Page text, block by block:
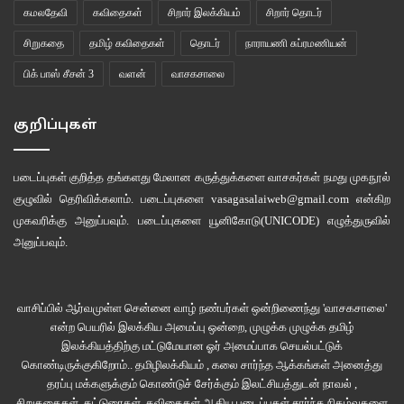
துளிர்த்திருந்த வியர்வையை துடைத்தபடி என்னைப் பார்த்தார். டேபிளில் இருந்த
மூங்கில் குச்சியை எடுத்துவந்து, என் தலையில் சத்தம் வருமாறு தட்டினார்.
சாதாரணமாகவே நான் நகம் கடிக்கும் பழக்கம் கொண்டவன். இப்போது
கதையின் சுவாரசியத்தில் கை விரல்களில் இருந்த நகங்களெல்லாம் தீர்ந்த
நிலையில், கால் விரல் நகத்தைக் கடித்துக்கொண்டிருந்தேன். வீட்டில் சில நேரம்
இதற்காகத் திட்டு வாங்கியிருந்தாலும், பள்ளியில் கால் நகத்தை கடித்ததில்லை.
தரையில் அமர்ந்ததால், எளிதாகக் கால் விரல் வாய்க்கு எட்டியுள்ளது. எல்லோரும்
என்னையே ஆச்சர்யமாகவும், என்ன நடந்ததென்று புரியாமலும் நோக்கினார்கள்.
எல்லா ஆசிரியைகளும் வகுப்புகளில் இருந்ததால், அந்த அறையில் இருந்த ஏழு மர
நாற்காலிகளும் காலியாக இருந்தன. முதலிலிருந்த நாற்காலியில் அமர்ந்த டீச்சர், ”
எத்தனை வருசமா இந்தப் பழக்கம்?” என்றார்.
கமலதேவி கவிதைகள் சிறார் இலக்கியம் சிறார் தொடர்
சிறுகதை தமிழ் கவிதைகள் தொடர் நாராயணி சுப்ரமணியன்
பிக் பாஸ் சீசன் 3 வளன் வாசகசாலை
குறிப்புகள்
படைப்புகள் குறித்த தங்களது மேலான கருத்துக்களை வாசகர்கள் நமது முகநூல்
குழுவில் தெரிவிக்கலாம். படைப்புகளை vasagasalaiweb@gmail.com என்கிற
முகவரிக்கு அனுப்பவும். படைப்புகளை யூனிகோடு(UNICODE)எழுத்துருவில்
அனுப்பவும்.
வாசிப்பில் ஆர்வமுள்ள சென்னை வாழ் நண்பர்கள் ஒன்றிணைந்து 'வாசகசாலை'
என்ற பெயரில் இலக்கிய அமைப்பு ஒன்றை, முழுக்க முழுக்க தமிழ்
இலக்கியத்திற்கு மட்டுமேயான ஓர் அமைப்பாக செயல்பட்டுக்
கொண்டிருக்குகிறோம்.. தமிழிலக்கியம் , கலை சார்ந்த ஆக்கங்கள் அனைத்து
தரப்பு மக்களுக்கும் கொண்டுச் சேர்க்கும் இலட்சியத்துடன் நாவல் ,